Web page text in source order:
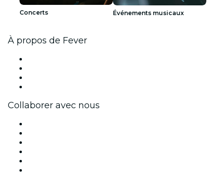
Concerts Événements musicaux
À propos de Fever
Collaborer avec nous